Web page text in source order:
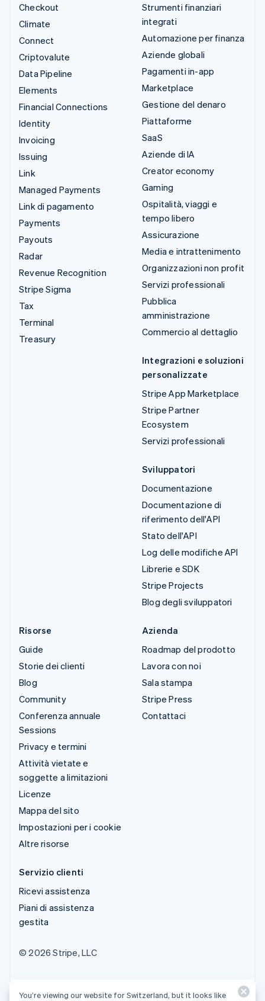
Checkout
Climate
Connect
Criptovalute
Data Pipeline
Elements
Financial Connections
Identity
Invoicing
Issuing
Link
Managed Payments
Link di pagamento
Payments
Payouts
Radar
Revenue Recognition
Stripe Sigma
Tax
Terminal
Treasury
Strumenti finanziari
integrati
Automazione per finanza
Aziende globali
Pagamenti in-app
Marketplace
Gestione del denaro
Piattaforme
SaaS
Aziende di IA
Creator economy
Gaming
Ospitalità, viaggi e
tempo libero
Assicurazione
Media e intrattenimento
Organizzazioni non profit
Servizi professionali
Pubblica
amministrazione
Commercio al dettaglio
Integrazioni e soluzioni
personalizzate
Stripe App Marketplace
Stripe Partner
Ecosystem
Servizi professionali
Sviluppatori
Documentazione
Documentazione di
riferimento dell'API
Stato dell'API
Log delle modifiche API
Librerie e SDK
Stripe Projects
Blog degli sviluppatori
Risorse
Guide
Storie dei clienti
Blog
Community
Conferenza annuale
Sessions
Privacy e termini
Attività vietate e
soggette a limitazioni
Licenze
Mappa del sito
Impostazioni per i cookie
Altre risorse
Azienda
Roadmap del prodotto
Lavora con noi
Sala stampa
Stripe Press
Contattaci
Servizio clienti
Ricevi assistenza
Piani di assistenza
gestita
© 2026 Stripe, LLC
You’re viewing our website for Switzerland, but it looks like